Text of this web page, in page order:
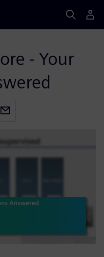
- Your